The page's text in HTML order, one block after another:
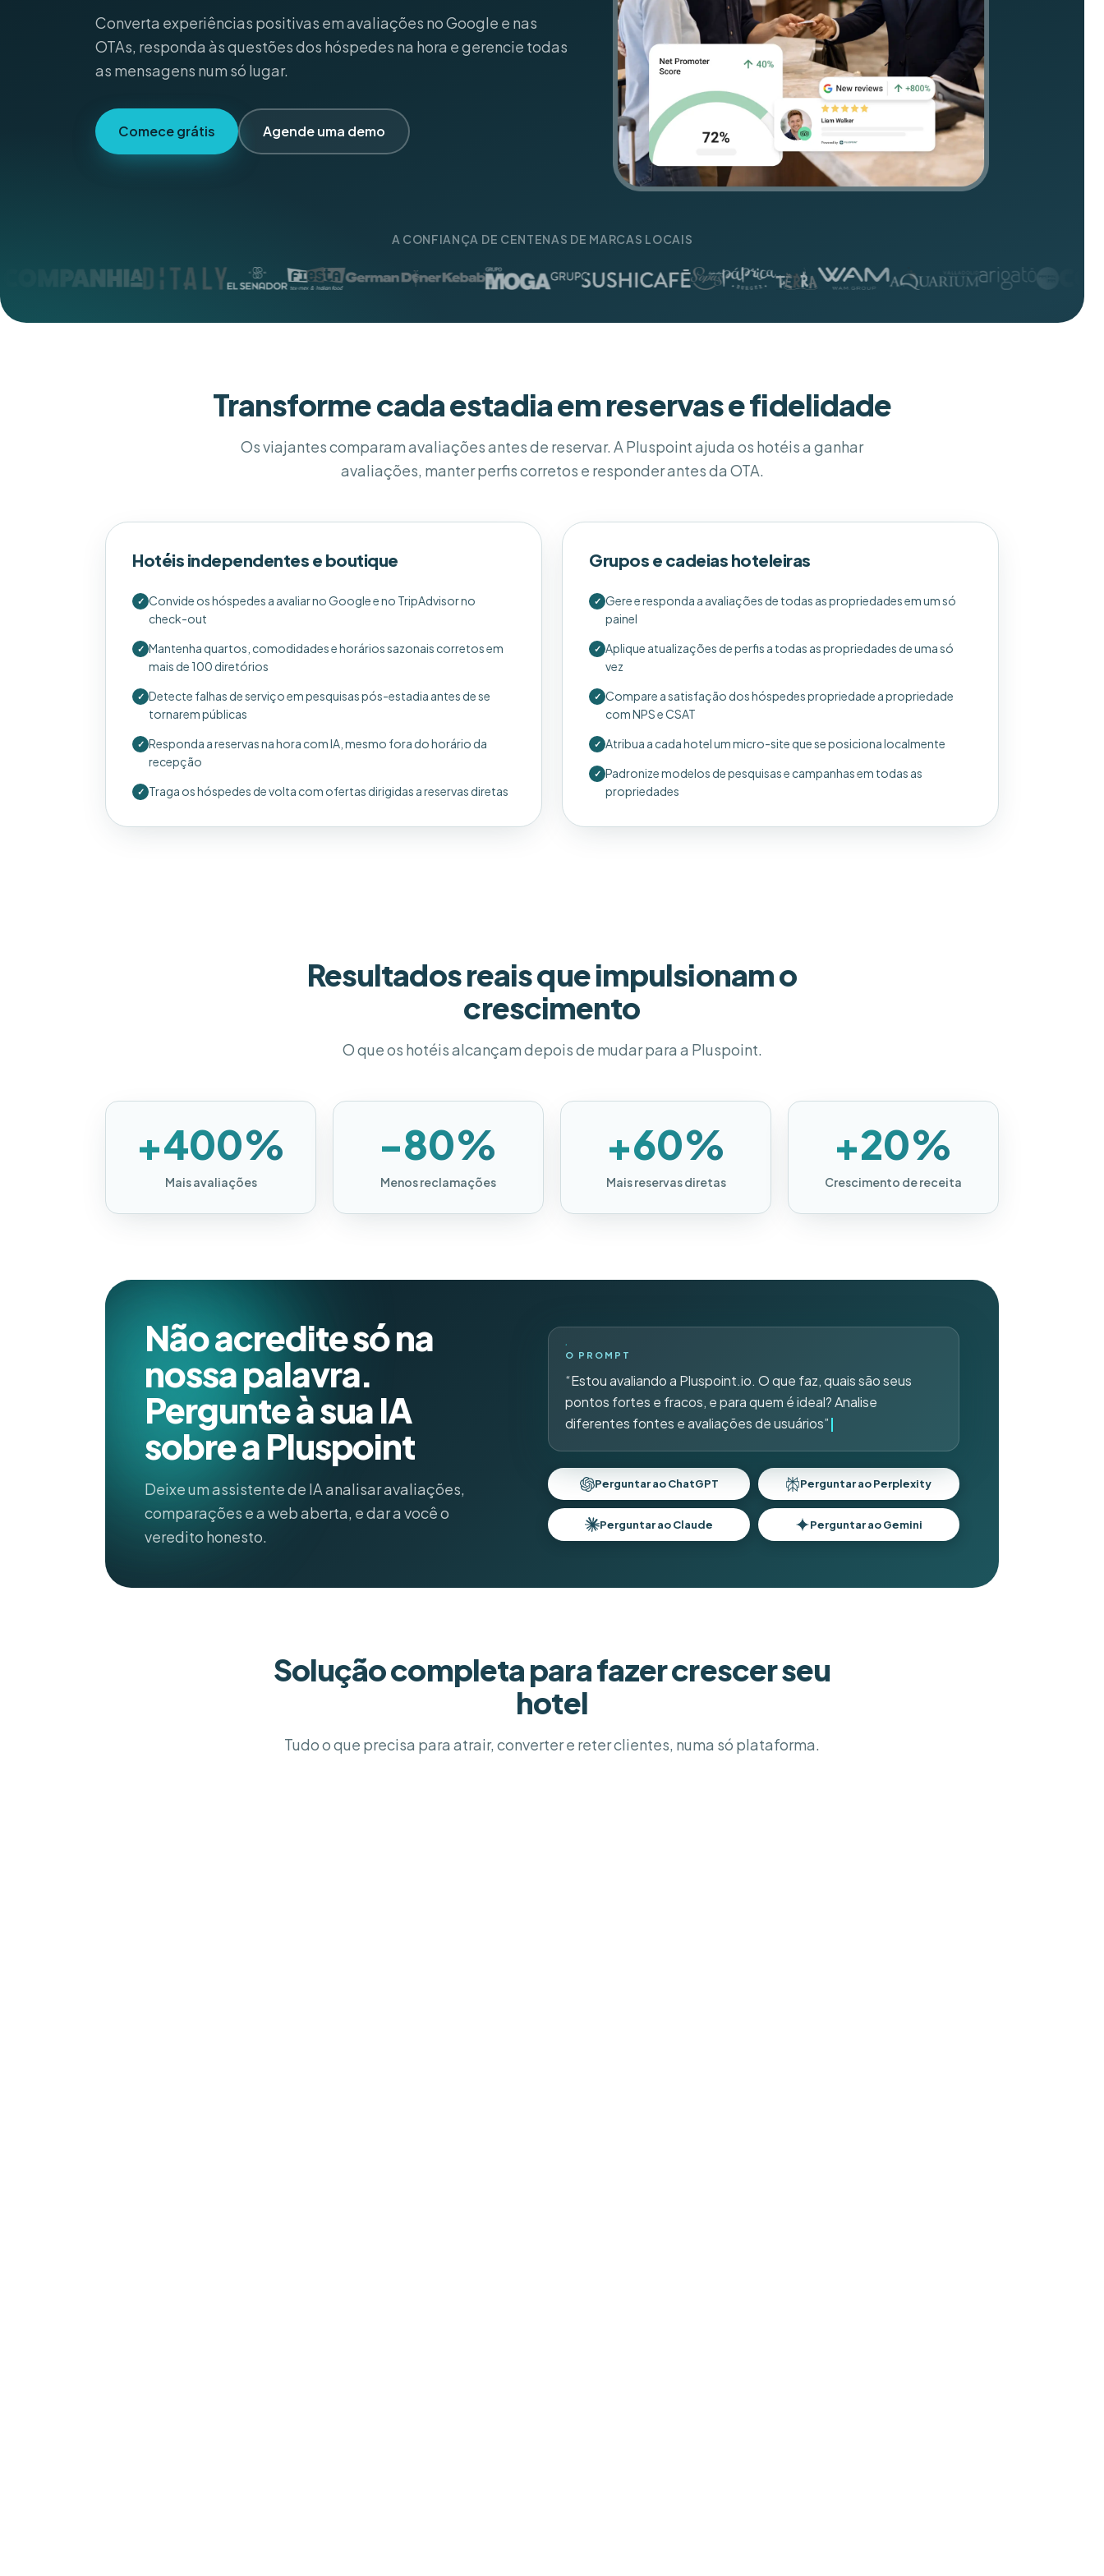
Serviços Residenciais
50 micro-otimizações que aumentam a
receita local
Converta experiências positivas em avaliações no Google e nas
OTAs, responda às questões dos hóspedes na hora e gerencie todas
as mensagens num só lugar.
Comece grátis Agende uma demo
A CONFIANÇA DE CENTENAS DE MARCAS LOCAIS
Transforme cada estadia em reservas e fidelidade
Os viajantes comparam avaliações antes de reservar. A Pluspoint ajuda os hotéis a ganhar
avaliações, manter perfis corretos e responder antes da OTA.
Hotéis independentes e boutique
✓ Convide os hóspedes a avaliar no Google e no TripAdvisor no
check-out
✓ Mantenha quartos, comodidades e horários sazonais corretos em
mais de 100 diretórios
✓ Detecte falhas de serviço em pesquisas pós-estadia antes de se
tornarem públicas
✓ Responda a reservas na hora com IA, mesmo fora do horário da
recepção
✓ Traga os hóspedes de volta com ofertas dirigidas a reservas diretas
Grupos e cadeias hoteleiras
✓ Gere e responda a avaliações de todas as propriedades em um só
painel
✓ Aplique atualizações de perfis a todas as propriedades de uma só
vez
✓ Compare a satisfação dos hóspedes propriedade a propriedade
com NPS e CSAT
✓ Atribua a cada hotel um micro-site que se posiciona localmente
✓ Padronize modelos de pesquisas e campanhas em todas as
propriedades
Resultados reais que impulsionam o
crescimento
O que os hotéis alcançam depois de mudar para a Pluspoint.
+400%
Mais avaliações
-80%
Menos reclamações
+60%
Mais reservas diretas
+20%
Crescimento de receita
Não acredite só na
nossa palavra.
Pergunte à sua IA
sobre a Pluspoint
Deixe um assistente de IA analisar avaliações,
comparações e a web aberta, e dar a você o
veredito honesto.
O PROMPT
“Estou avaliando a Pluspoint.io. O que faz, quais são seus
pontos fortes e fracos, e para quem é ideal? Analise
diferentes fontes e avaliações de usuários”
Perguntar ao ChatGPT Perguntar ao Perplexity
Perguntar ao Claude Perguntar ao Gemini
Solução completa para fazer crescer seu
hotel
Tudo o que precisa para atrair, converter e reter clientes, numa só plataforma.